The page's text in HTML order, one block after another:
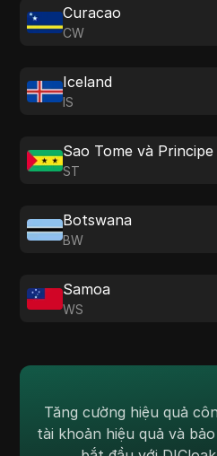
Curacao
CW
Iceland
IS
Sao Tome và Principe
ST
Botswana
BW
Samoa
WS
Tăng cường hiệu quả
tài khoản hiệu quả và